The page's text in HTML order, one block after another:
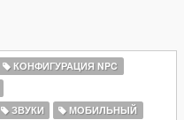
КОНФИГУРАЦИЯ NPC
ЗВУКИ
МОБИЛЬНЫЙ